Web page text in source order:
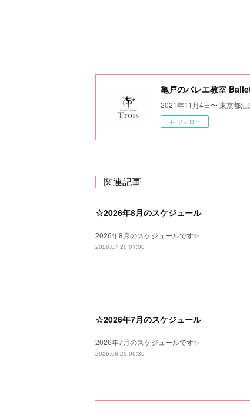
亀戸のバレエ教室
2021年11月4日〜 東京都
フォロー
関連記事
☆2026年8月のスケジュール
2026年8月のスケジュールです✨
2026.07.20 01:00
☆2026年7月のスケジュール
2026年7月のスケジュールです✨
2026.06.20 00:30